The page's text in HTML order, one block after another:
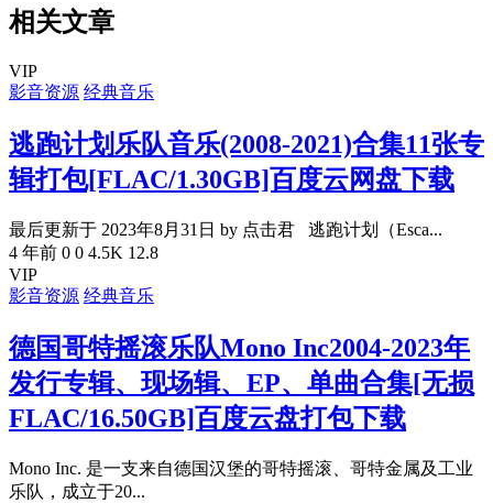
相关文章
VIP
影音资源 经典音乐
逃跑计划乐队音乐(2008-2021)合集11张专
辑打包[FLAC/1.30GB]百度云网盘下载
最后更新于 2023年8月31日 by 点击君 逃跑计划（Esca...
4 年前 0 0 4.5K 12.8
VIP
影音资源 经典音乐
德国哥特摇滚乐队Mono Inc2004-2023年
发行专辑、现场辑、EP、单曲合集[无损
FLAC/16.50GB]百度云盘打包下载
Mono Inc. 是一支来自德国汉堡的哥特摇滚、哥特金属及工业
乐队，成立于20...